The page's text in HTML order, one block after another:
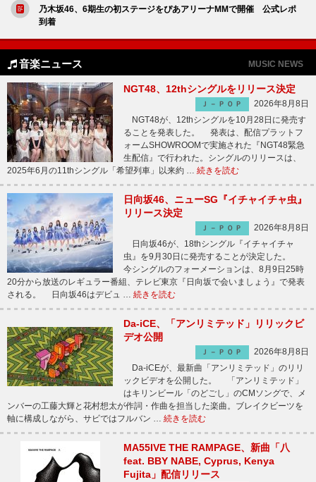
乃木坂46、6期生の初ステージをぴあアリーナMMで開催 公式レポ
到着
音楽ニュース MUSIC NEWS
NGT48、12thシングルをリリース決定
Ｊ－ＰＯＰ
2026年8月8日
NGT48が、12thシングルを10月28日に発売す
ることを発表した。 発表は、配信プラットフ
ォームSHOWROOMで実施された『NGT48緊急
生配信』で行われた。シングルのリリースは、
2025年6月の11thシングル「希望列車」以来約 … 続きを読む
日向坂46、ニューSG『イチャイチャ虫』
リリース決定
Ｊ－ＰＯＰ
2026年8月8日
日向坂46が、18thシングル『イチャイチャ
虫』を9月30日に発売することが決定した。
今シングルのフォーメーションは、8月9日25時
20分から放送のレギュラー番組、テレビ東京『日向坂で会いましょう』で発表
される。 日向坂46はデビュ … 続きを読む
Da-iCE、「アンリミテッド」リリックビ
デオ公開
Ｊ－ＰＯＰ
2026年8月8日
Da-iCEが、最新曲「アンリミテッド」のリリ
ックビデオを公開した。 「アンリミテッド」
はキリンビール「のどごし」のCMソングで、メ
ンバーの工藤大輝と花村想太が作詞・作曲を担当した楽曲。ブレイクビーツを
軸に構成しながら、サビではフルバン … 続きを読む
MA55IVE THE RAMPAGE、新曲「八
feat. BBY NABE, Cyprus, Kenya
Fujita」配信リリース